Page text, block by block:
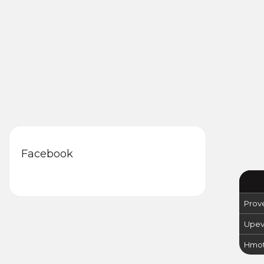
Facebook